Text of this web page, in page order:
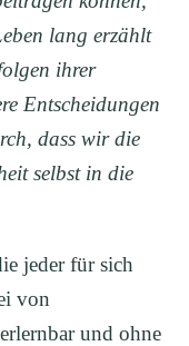
lang erzählt
ihrer
Entscheidungen
dass wir die
selbst in die
jeder für sich
von
und ohne